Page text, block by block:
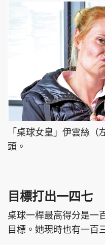
「桌球女皇」伊雲絲
頭。
目標打出一四七
桌球一桿最高得分是一
目標。她現時也有一百